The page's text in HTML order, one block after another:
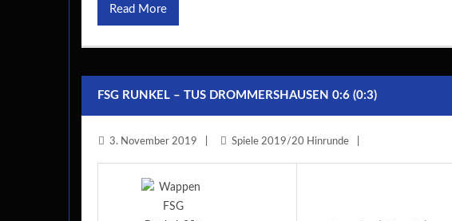
Read More
FSG RUNKEL – TUS DROMMERSHAUSEN 0:6 (0:3)
3. November 2019 Spiele 2019/20 Hinrunde